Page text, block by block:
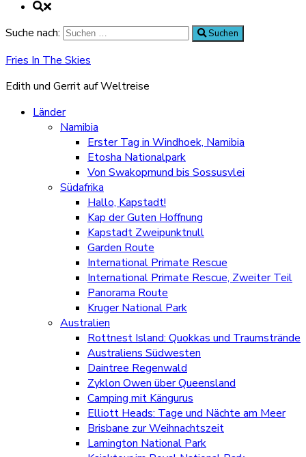
Suche nach: Suchen
Fries In The Skies
Edith und Gerrit auf Weltreise
Länder
Namibia
Erster Tag in Windhoek, Namibia
Etosha Nationalpark
Von Swakopmund bis Sossusvlei
Südafrika
Hallo, Kapstadt!
Kap der Guten Hoffnung
Kapstadt Zweipunktnull
Garden Route
International Primate Rescue
International Primate Rescue, Zweiter Teil
Panorama Route
Kruger National Park
Australien
Rottnest Island: Quokkas und Traumstrände
Australiens Südwesten
Daintree Regenwald
Zyklon Owen über Queensland
Camping mit Kängurus
Elliott Heads: Tage und Nächte am Meer
Brisbane zur Weihnachtszeit
Lamington National Park